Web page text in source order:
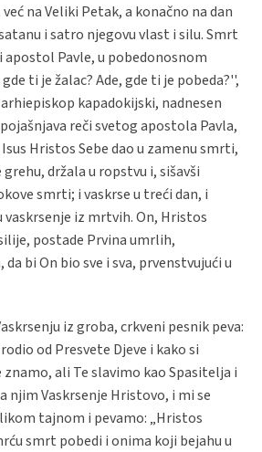
na Veliki Petak, a konačno na dan
i satro njegovu vlast i silu. Smrt
apostol Pavle, u pobedonosnom
ti je žalac? Ade, gde ti je pobeda?'',
kapadokijski, nadnesen
reči svetog apostola Pavla,
Isus Hristos Sebe dao u zamenu smrti,
držala u ropstvu i, sišavši
smrti; i vaskrse u treći dan, i
iz mrtvih. On, Hristos
postade Prvina umrlih,
bi On bio sve i sva, prvenstvujući u
iz groba, crkveni pesnik peva:
od Presvete Djeve i kako si
ali Te slavimo kao Spasitelja i
njim Vaskrsenje Hristovo, i mi se
tajnom i pevamo: „Hristos
smrt pobedi i onima koji bejahu u